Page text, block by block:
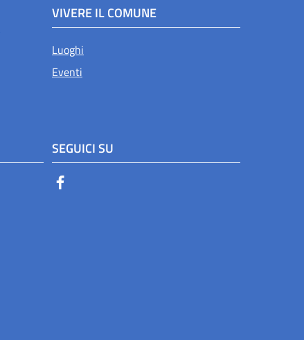
VIVERE IL COMUNE
Luoghi
Eventi
SEGUICI SU